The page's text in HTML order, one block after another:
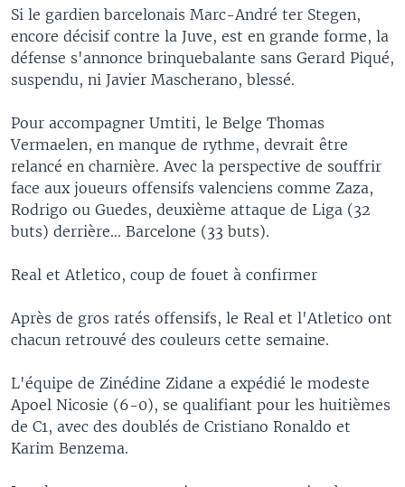
Si le gardien barcelonais Marc-André ter Stegen,
encore décisif contre la Juve, est en grande forme, la
défense s'annonce brinquebalante sans Gerard Piqué,
suspendu, ni Javier Mascherano, blessé.
Pour accompagner Umtiti, le Belge Thomas
Vermaelen, en manque de rythme, devrait être
relancé en charnière. Avec la perspective de souffrir
face aux joueurs offensifs valenciens comme Zaza,
Rodrigo ou Guedes, deuxième attaque de Liga (32
buts) derrière... Barcelone (33 buts).
Real et Atletico, coup de fouet à confirmer
Après de gros ratés offensifs, le Real et l'Atletico ont
chacun retrouvé des couleurs cette semaine.
L'équipe de Zinédine Zidane a expédié le modeste
Apoel Nicosie (6-0), se qualifiant pour les huitièmes
de C1, avec des doublés de Cristiano Ronaldo et
Karim Benzema.